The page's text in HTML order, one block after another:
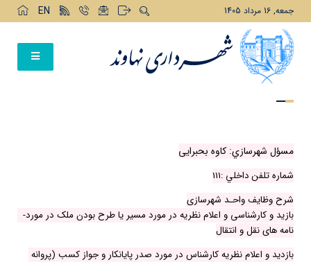
جمعه, 16 مرداد 1405 EN
مسؤل شهرسازي: کاوه بحبرایی
شماره تلفن داخلي :111
شرح وظایف واحـد شهرسازی
-بازید و کارشناسی و اعلام نظریه در مورد مسیر یا طرح بودن ملک در مورد
نامه های نقل و انتقال